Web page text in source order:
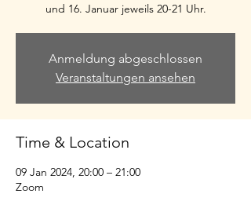
und 16. Januar jeweils 20-21 Uhr.
Anmeldung abgeschlossen
Veranstaltungen ansehen
Time & Location
09 Jan 2024, 20:00 – 21:00
Zoom